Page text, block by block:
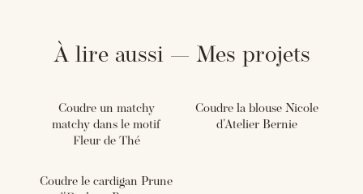
À lire aussi — Mes projets
Coudre un matchy
matchy dans le motif
Fleur de Thé
Coudre la blouse Nicole
d'Atelier Bernie
Coudre le cardigan Prune